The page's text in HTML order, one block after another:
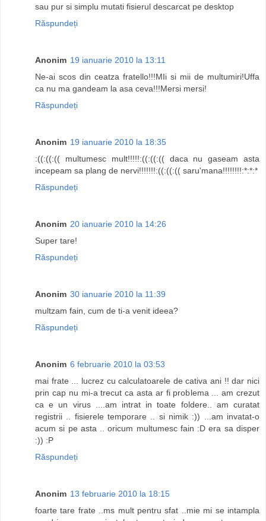
sau pur si simplu mutati fisierul descarcat pe desktop
Răspundeți
Anonim 19 ianuarie 2010 la 13:11
Ne-ai scos din ceatza fratello!!!MIi si mii de multumiri!Uffa
ca nu ma gandeam la asa ceva!!!Mersi mersi!
Răspundeți
Anonim 19 ianuarie 2010 la 18:35
:((:((:(( multumesc mult!!!!!:((:((:(( daca nu gaseam asta
incepeam sa plang de nervi!!!!!!!:((:((:(( saru'mana!!!!!!!!:*:*:*
Răspundeți
Anonim 20 ianuarie 2010 la 14:26
Super tare!
Răspundeți
Anonim 30 ianuarie 2010 la 11:39
multzam fain, cum de ti-a venit ideea?
Răspundeți
Anonim 6 februarie 2010 la 03:53
mai frate ... lucrez cu calculatoarele de cativa ani !! dar nici
prin cap nu mi-a trecut ca asta ar fi problema ... am crezut
ca e un virus ....am intrat in toate foldere.. am curatat
registrii .. fisierele temporare .. si nimik :)) ...am invatat-o
acum si pe asta .. oricum multumesc fain :D era sa disper
:)) :P
Răspundeți
Anonim 13 februarie 2010 la 18:15
foarte tare frate ..ms mult pentru sfat ..mie mi se intampla